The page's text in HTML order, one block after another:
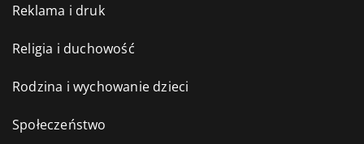
Reklama i druk
Religia i duchowość
Rodzina i wychowanie dzieci
Społeczeństwo